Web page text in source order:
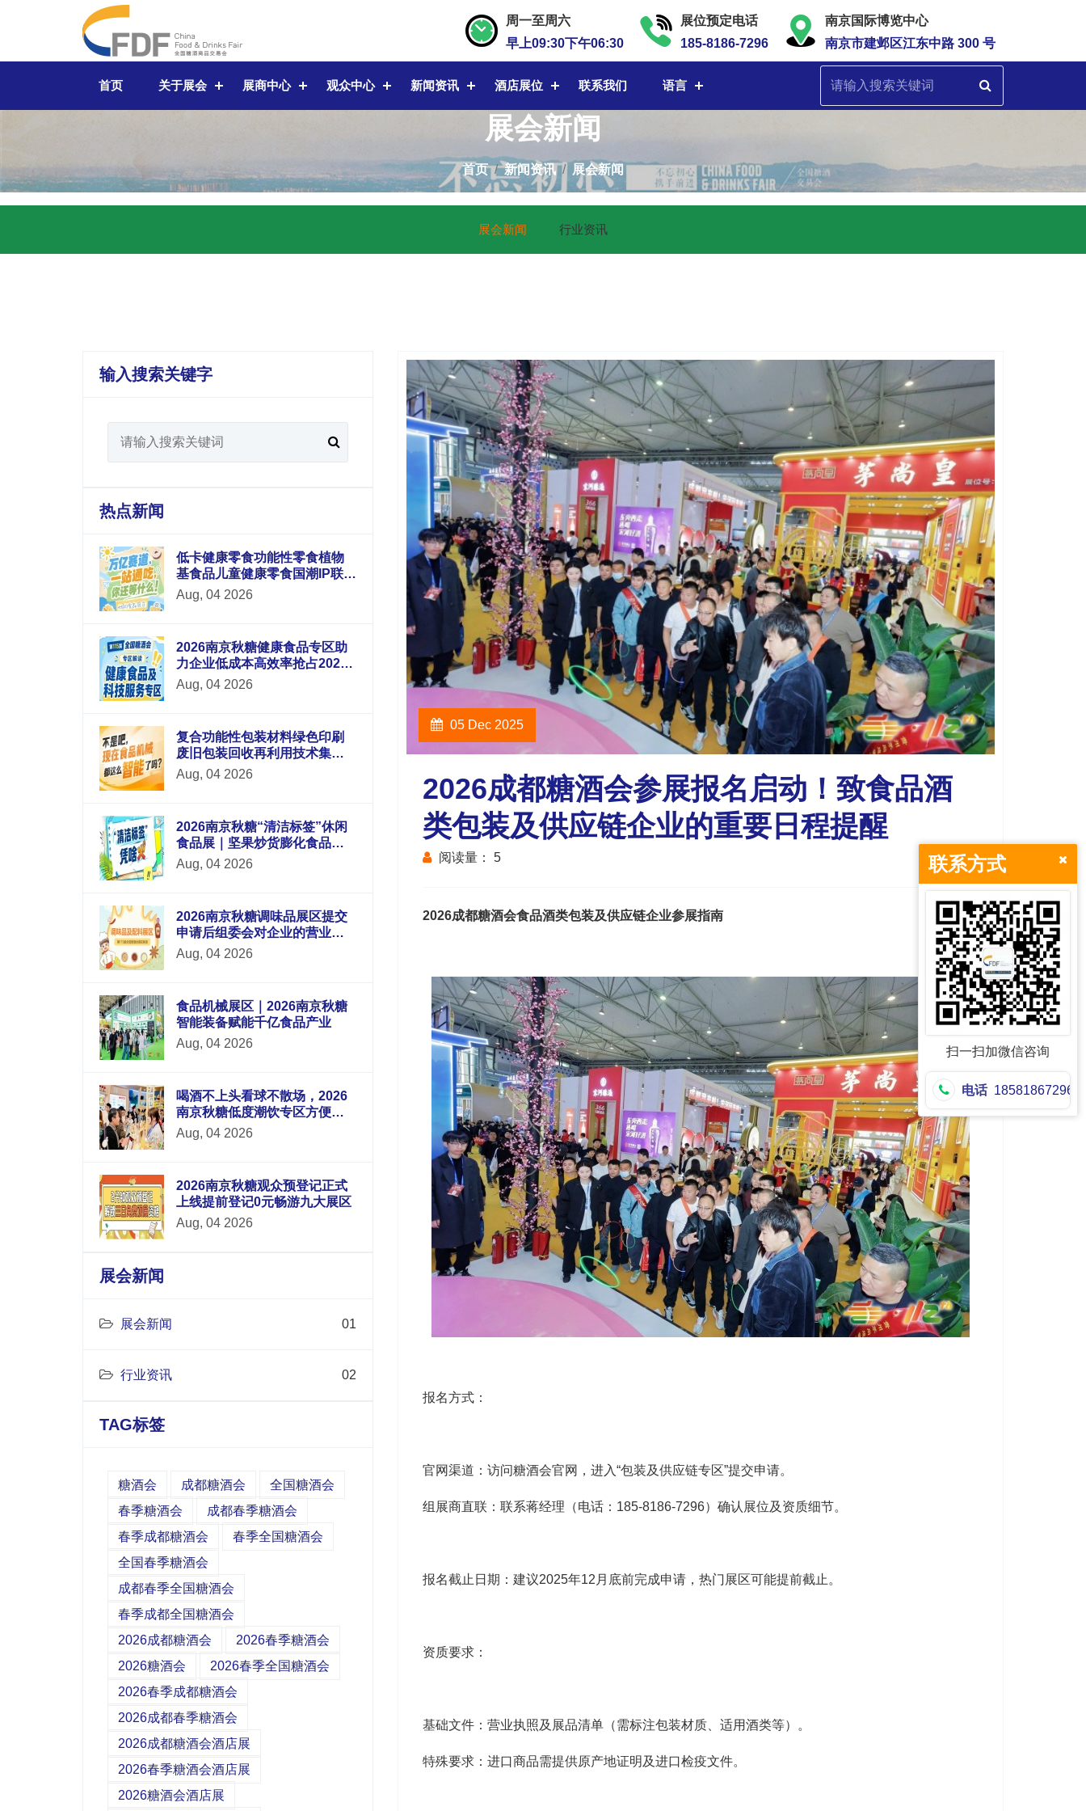
周一至周六
早上09:30下午06:30
展位预定电话
185-8186-7296
南京国际博览中心
南京市建邺区江东中路 300 号
首页 关于展会 展商中心 观众中心 新闻资讯 酒店展位 联系我们 语言
展会新闻
首页 新闻资讯 展会新闻
展会新闻 行业资讯
输入搜索关键字
热点新闻
低卡健康零食功能性零食植物
基食品儿童健康零食国潮IP联名
零食六大新锐板块重磅升级
Aug, 04 2026
2026南京秋糖健康食品专区助
力企业低成本高效率抢占2026
年末食品市场红利
Aug, 04 2026
复合功能性包装材料绿色印刷
废旧包装回收再利用技术集中
展示，2026南京秋糖9号馆循环
经济
Aug, 04 2026
2026南京秋糖“清洁标签”休闲
食品展｜坚果炒货膨化食品蜜
饯果干的纯净配方
Aug, 04 2026
2026南京秋糖调味品展区提交
申请后组委会对企业的营业执
照生产许可证产品检测报告等
材料进行审核
Aug, 04 2026
食品机械展区｜2026南京秋糖
智能装备赋能千亿食品产业
Aug, 04 2026
喝酒不上头看球不散场，2026
南京秋糖低度潮饮专区方便品
牌方与华东地区酒吧连锁便利
店电商平台采购商面对面洽谈
Aug, 04 2026
2026南京秋糖观众预登记正式
上线提前登记0元畅游九大展区
Aug, 04 2026
展会新闻
展会新闻 01
行业资讯 02
TAG标签
糖酒会 成都糖酒会
全国糖酒会
春季糖酒会
成都春季糖酒会
春季成都糖酒会
春季全国糖酒会
全国春季糖酒会
成都春季全国糖酒会
春季成都全国糖酒会
2026成都糖酒会
2026春季糖酒会
2026糖酒会
2026春季全国糖酒会
2026春季成都糖酒会
2026成都春季糖酒会
2026成都糖酒会酒店展
2026春季糖酒会酒店展
2026糖酒会酒店展
05 Dec 2025
2026成都糖酒会参展报名启动！致食品酒
类包装及供应链企业的重要日程提醒
阅读量： 5
2026成都糖酒会食品酒类包装及供应链企业参展指南
报名方式‌：
官网渠道‌：访问糖酒会官网，进入“包装及供应链专区”提交申请‌。
组展商直联‌：联系蒋经理（电话：185-8186-7296）确认展位及资质细节‌。
报名截止日期‌：建议2025年12月底前完成申请，热门展区可能提前截止‌。
资质要求‌：
基础文件：营业执照及展品清单（需标注包装材质、适用酒类等）‌。
特殊要求：进口商品需提供原产地证明及进口检疫文件‌。
联系方式
扫一扫加微信咨询
电话 18581867296